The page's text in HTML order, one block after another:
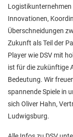
Logistikunternehmen
Innovationen,
Überschneidungen
Zukunft als Teil der
Player wie DSV mit
ist für die zukünftige
Bedeutung. Wir
spannende Spiele in
sich Oliver Hahn,
Ludwigsburg.